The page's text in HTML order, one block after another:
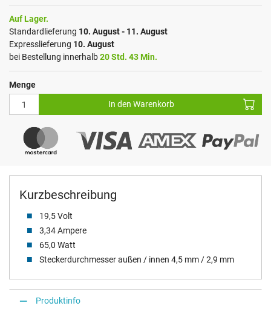
Kurzbeschreibung
19,5 Volt
3,34 Ampere
65,0 Watt
Steckerdurchmesser außen / innen 4,5 mm / 2,9 mm
Auf Lager.
Standardlieferung 10. August - 11. August
Expresslieferung 10. August
bei Bestellung innerhalb20 Std. 43 Min.
Menge
In den Warenkorb
Produktinfo